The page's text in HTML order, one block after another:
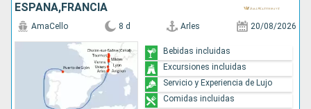
ESPAÑA,FRANCIA
AmaCello 8 d Arles 20/08/2026
Bebidas incluidas
Excursiones incluidas
Servicio y Experiencia de Lujo
Comidas incluidas